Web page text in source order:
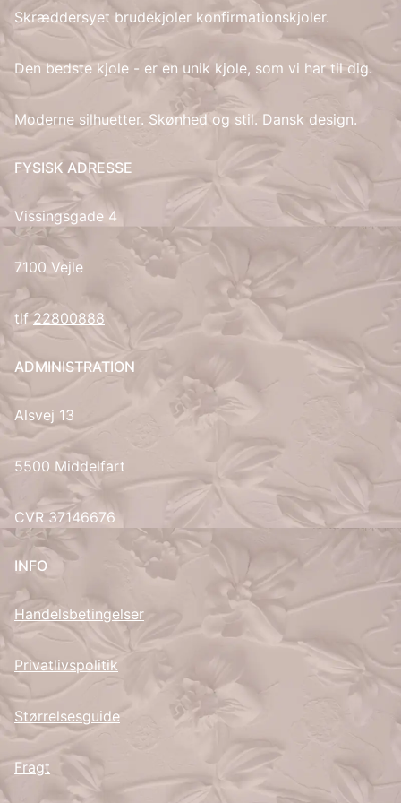
LV
LT
SV
Skræddersyet brudekjoler konfirmationskjoler.
Den bedste kjole - er en unik kjole, som vi har til dig.
Moderne silhuetter. Skønhed og stil. Dansk design.
FYSISK ADRESSE
Vissingsgade 4
7100 Vejle
tlf22800888
ADMINISTRATION
Alsvej 13
5500 Middelfart
CVR 37146676
INFO
Handelsbetingelser
Privatlivspolitik
Størrelsesguide
Fragt